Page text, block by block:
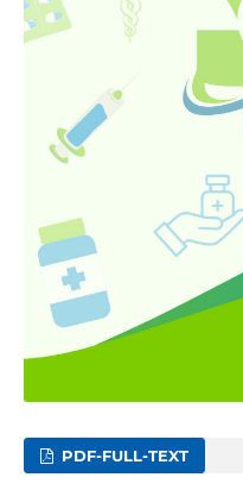
PDF-FULL-TEXT